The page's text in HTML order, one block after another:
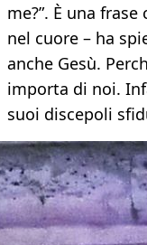
me?”. È una
nel cuore – ha
anche Gesù.
importa di noi.
suoi discepoli